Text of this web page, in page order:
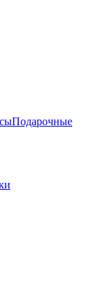
Подарочные